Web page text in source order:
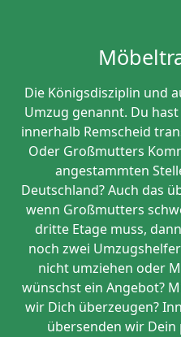
Die Königsdisziplin und
Umzug genannt. Du
innerhalb Remscheid
Oder Großmutters
angestammten
Deutschland? Auch das
wenn Großmutters
dritte Etage muss,
noch zwei
nicht umziehen oder
wünschst ein Angebot?
wir Dich überzeugen?
übersenden wir